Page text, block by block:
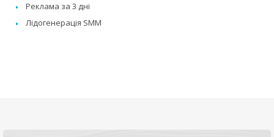
Реклама за 3 дні
Лідогенерація SMM